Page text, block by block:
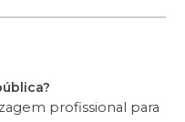
profissional para